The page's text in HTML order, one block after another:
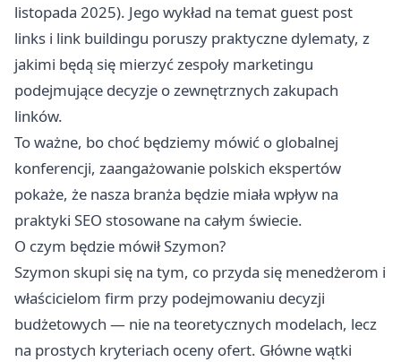
listopada 2025). Jego wykład na temat guest post
links i link buildingu poruszy praktyczne dylematy, z
jakimi będą się mierzyć zespoły marketingu
podejmujące decyzje o zewnętrznych zakupach
linków.
To ważne, bo choć będziemy mówić o globalnej
konferencji, zaangażowanie polskich ekspertów
pokaże, że nasza branża będzie miała wpływ na
praktyki SEO stosowane na całym świecie.
O czym będzie mówił Szymon?
Szymon skupi się na tym, co przyda się menedżerom i
właścicielom firm przy podejmowaniu decyzji
budżetowych — nie na teoretycznych modelach, lecz
na prostych kryteriach oceny ofert. Główne wątki